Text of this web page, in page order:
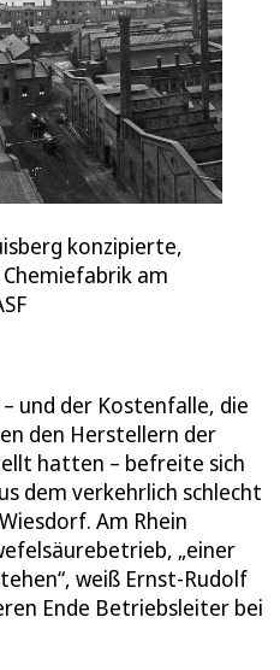
konzipierte,
am
und der Kostenfalle, die
den Herstellern der
hatten – befreite sich
dem verkehrlich schlecht
Am Rhein
„einer
weiß Ernst-Rudolf
Ende Betriebsleiter bei